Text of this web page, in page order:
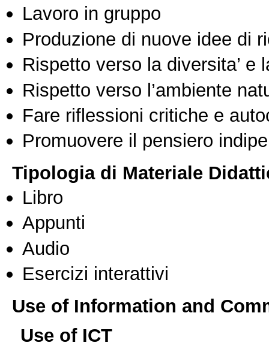
Lavoro in gruppo
Produzione di nuove idee di
Rispetto verso la diversita’ e
Rispetto verso l’ambiente
Fare riflessioni critiche e
Promuovere il pensiero
Tipologia di Materiale
Libro
Appunti
Audio
Esercizi interattivi
Use of Information and
Use of ICT